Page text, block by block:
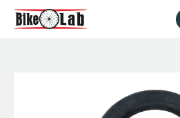
Bikelab
Σχετικά Με Εμάς